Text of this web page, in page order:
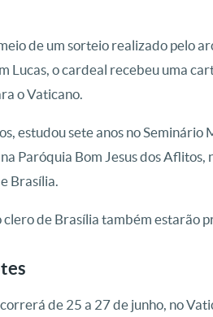
de um sorteio realizado pelo
Lucas, o cardeal recebeu uma
o Vaticano.
estudou sete anos no
Paróquia Bom Jesus dos
Brasília.
de Brasília também estarão
de 25 a 27 de junho, no